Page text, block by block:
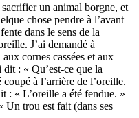
un animal borgne, et
chose pendre à l’avant
dans le sens de la
J’ai demandé à
cornes cassées et aux
: « Qu’est-ce que la
à l’arrière de l’oreille.
: « L’oreille a été fendue. »
Un trou est fait (dans ses